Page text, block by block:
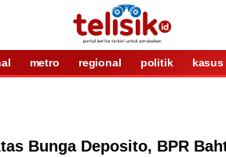
metro regional politik kasus
Bunga Deposito, BPR